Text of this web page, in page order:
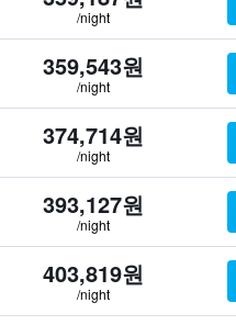
/night
359,543원
/night
374,714원
/night
393,127원
/night
403,819원
/night